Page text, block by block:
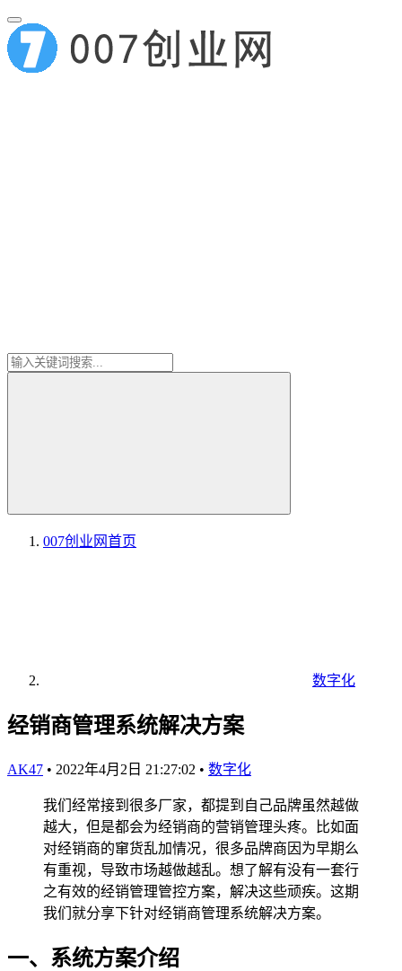
007创业网首页
数字化
经销商管理系统解决方案
AK47 • 2022年4月2日 21:27:02 • 数字化
我们经常接到很多厂家，都提到自己品牌虽然越做
越大，但是都会为经销商的营销管理头疼。比如面
对经销商的窜货乱加情况，很多品牌商因为早期么
有重视，导致市场越做越乱。想了解有没有一套行
之有效的经销管理管控方案，解决这些顽疾。这期
我们就分享下针对经销商管理系统解决方案。
一、系统方案介绍